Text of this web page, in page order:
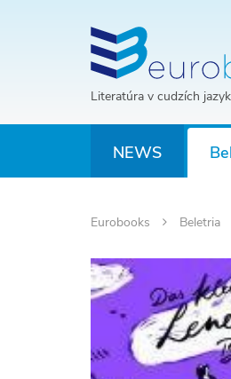
Literatúra v cudzích
NEWS
Eurobooks Beletria